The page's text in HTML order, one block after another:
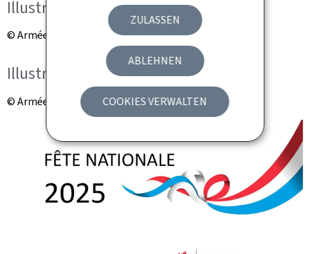
ZULASSEN
ABLEHNEN
COOKIES VERWALTEN
Illustration
© Armée luxembourgeoise
Illustration
© Armée luxembourgeoise